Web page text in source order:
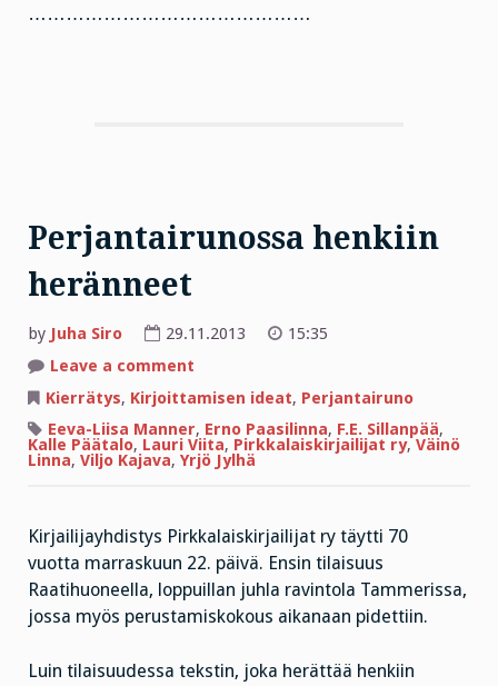
………………………………………
Perjantairunossa henkiin
heränneet
by Juha Siro 29.11.2013
15:35
Leave a comment
henkiin
Kierrätys, Kirjoittamisen ideat, Perjantairuno
Eeva-Liisa Manner, Erno Paasilinna, F.E. Sillanpää,
Kalle Päätalo, Lauri Viita, Pirkkalaiskirjailijat ry, Väinö
Linna, Viljo Kajava, Yrjö Jylhä
Kirjailijayhdistys Pirkkalaiskirjailijat ry täytti 70
vuotta marraskuun 22. päivä. Ensin tilaisuus
Raatihuoneella, loppuillan juhla ravintola Tammerissa,
jossa myös perustamiskokous aikanaan pidettiin.
Luin tilaisuudessa tekstin, joka herättää henkiin